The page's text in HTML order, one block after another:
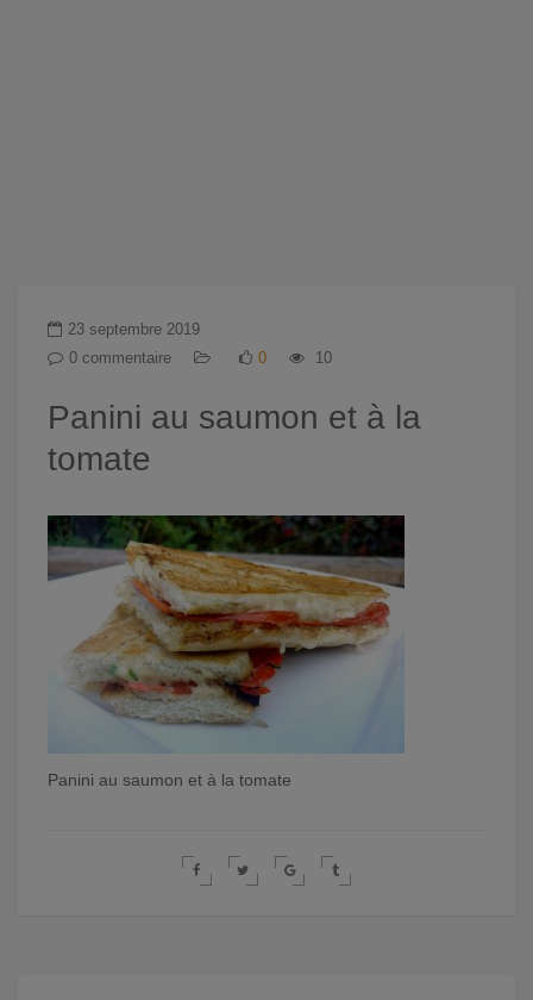
23 septembre 2019
0 commentaire
0 10
Panini au saumon et à la
tomate
Panini au saumon et à la tomate